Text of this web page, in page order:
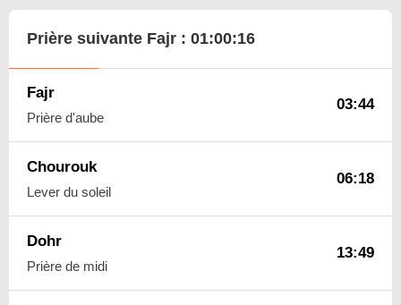
Prière suivante Fajr : 01:00:15
Fajr
Prière d'aube
03:44
Chourouk
Lever du soleil
06:18
Dohr
Prière de midi
13:49